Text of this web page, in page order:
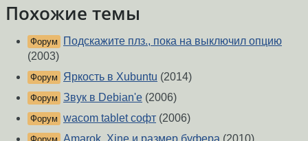
Похожие темы
Форум
Подскажите плз., пока на выключил опцию
(2003)
Форум Яркость в Xubuntu (2014)
Форум Звук в Debian'е (2006)
Форум wacom tablet софт (2006)
Amarok, Xine и размер буфера (2010)